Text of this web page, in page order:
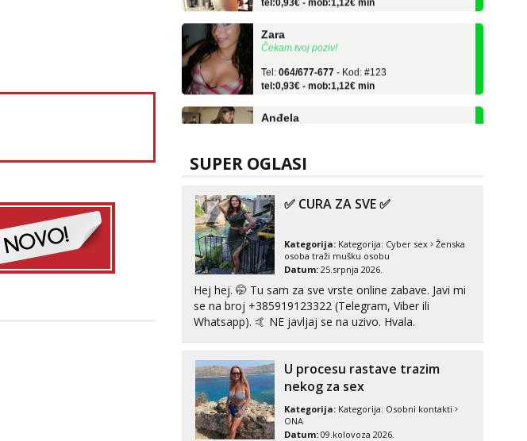
Čekam tvoj poziv!
tel:0,93€ - mob:1,12€ min
Čekam tvoj poziv!
Razgovaram :)
Tel:
tel:0,93€ - mob:1,12€ min
Obavijesti me kada se oslobodi
Čekam tvoj poziv!
Tel:064/677-677 - Kod: #74
Lili
Razgovaram :)
Tel:
tel:0,93€ - mob:1,12€ min
Obavijesti me kada se oslobodi
SUPER OGLASI
✅ CURA ZA SVE ✅
Kategorija: Kategorija: Cyber sex
Ženska
osoba traži mušku osobu
Datum: 25.srpnja 2026.
Hej hej. 🤭 Tu sam za sve vrste online zabave. Javi mi
se na broj +385919123322 (Telegram, Viber ili
Whatsapp). 🤙 NE javljaj se na uzivo. Hvala.
U procesu rastave trazim
nekog za sex
Kategorija: Kategorija: Osobni kontakti
ONA
Datum: 09.kolovoza 2026.